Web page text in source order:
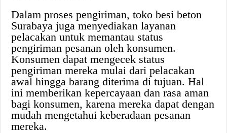
Dalam proses pengiriman, toko besi beton
Surabaya juga menyediakan layanan
pelacakan untuk memantau status
pengiriman pesanan oleh konsumen.
Konsumen dapat mengecek status
pengiriman mereka mulai dari pelacakan
awal hingga barang diterima di tujuan. Hal
ini memberikan kepercayaan dan rasa aman
bagi konsumen, karena mereka dapat dengan
mudah mengetahui keberadaan pesanan
mereka.